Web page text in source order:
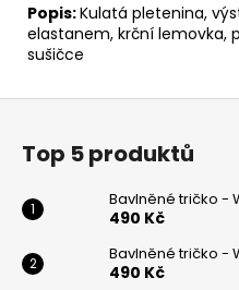
Popis:Kulatá pletenina,
elastanem, krční lemovka,
sušičce
Z
Top 5 produktů
Bavlněné tričko -
490 Kč
Bavlněné tričko -
490 Kč